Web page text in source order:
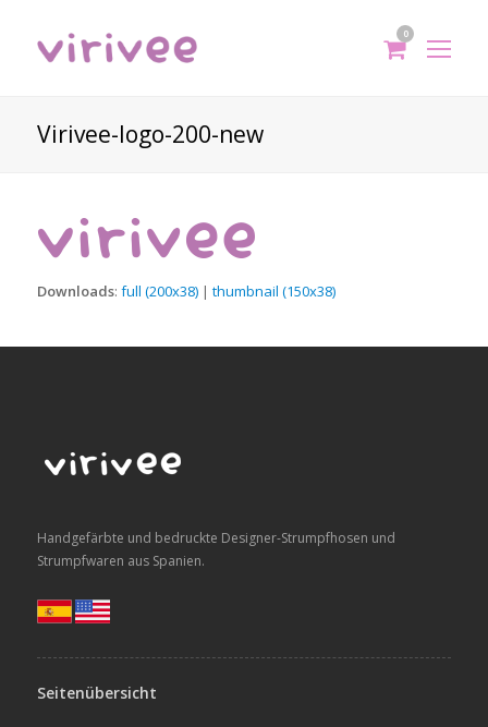
0
Virivee-logo-200-new
Downloads: full (200x38)| thumbnail (150x38)
Handgefärbte und bedruckte Designer-Strumpfhosen und
Strumpfwaren aus Spanien.
Seitenübersicht